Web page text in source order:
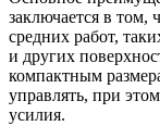
заключается в том,
средних работ,
и других
компактным
управлять, при
усилия.